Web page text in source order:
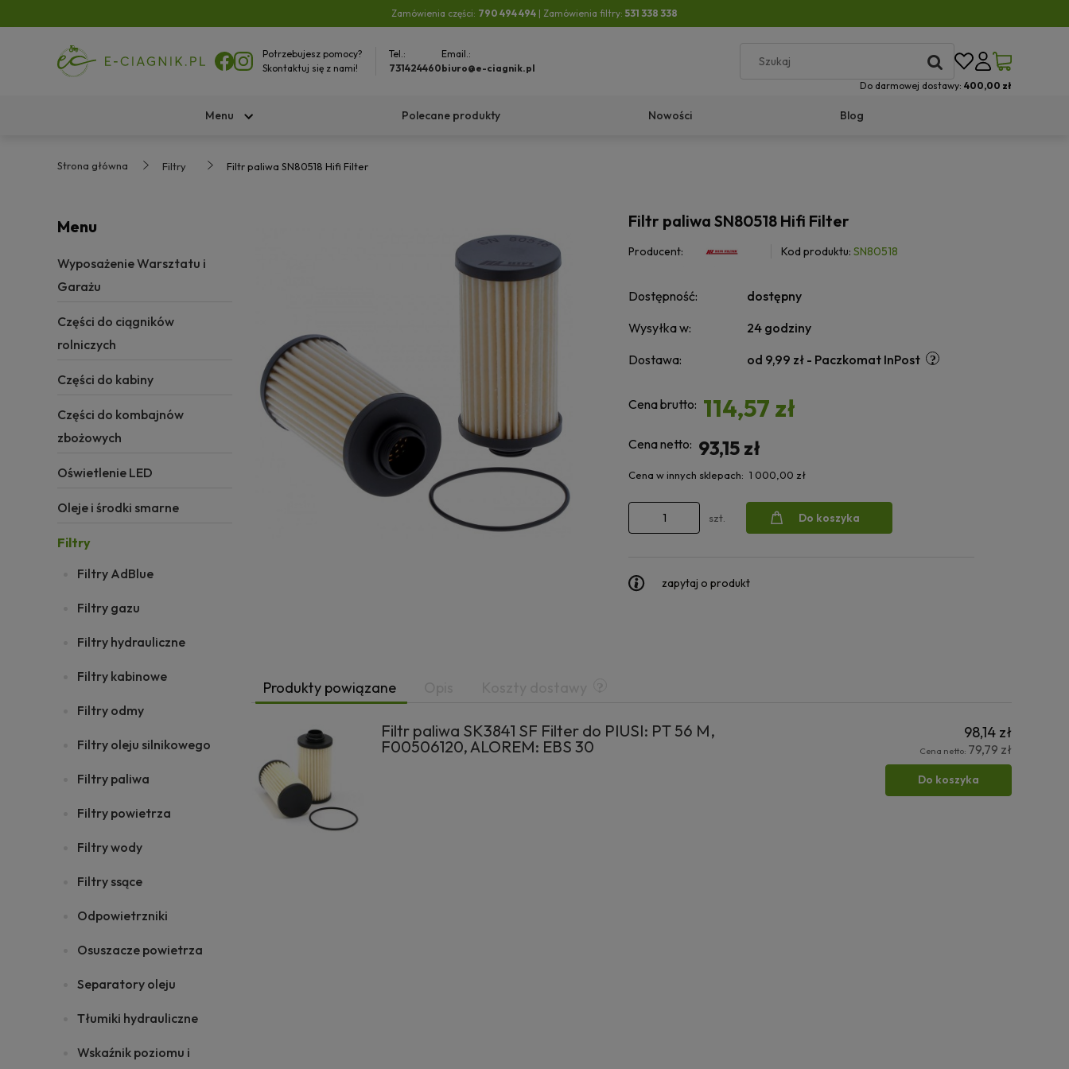
Zamówienia części: 790 494 494 | Zamówienia filtry: 531 338 338
Potrzebujesz pomocy?
Skontaktuj się z nami!
Tel.:
731424460
Email.:
biuro@e-ciagnik.pl
Do darmowej dostawy: 400,00 zł
Menu Polecane produkty Nowości Blog
Strona główna Filtry Filtr paliwa SN80518 Hifi Filter
Menu
Wyposażenie Warsztatu i
Garażu
Części do ciągników
rolniczych
Części do kabiny
Części do kombajnów
zbożowych
Oświetlenie LED
Oleje i środki smarne
Filtry
Filtry AdBlue
Filtry gazu
Filtry hydrauliczne
Filtry kabinowe
Filtry odmy
Filtry oleju silnikowego
Filtry paliwa
Filtry powietrza
Filtry wody
Filtry ssące
Odpowietrzniki
Osuszacze powietrza
Separatory oleju
Tłumiki hydrauliczne
Wskaźnik poziomu i
Filtr paliwa SN80518 Hifi Filter
Producent: Kod produktu: SN80518
Dostępność:
dostępny
Wysyłka w:
24 godziny
Dostawa:
od 9,99 zł - Paczkomat InPost
Cena brutto: 114,57 zł
Cena netto: 93,15 zł
Cena w innych sklepach: 1 000,00 zł
szt. Do koszyka
zapytaj o produkt
Produkty powiązane
Filtr paliwa SK3841 SF Filter do PIUSI: PT 56 M,
F00506120, ALOREM: EBS 30
98,14 zł
Cena netto: 79,79 zł
Do koszyka